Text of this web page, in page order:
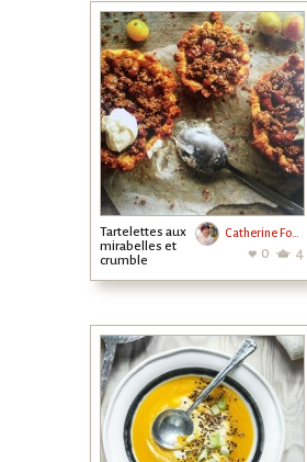
Tartelettes aux
mirabelles et
crumble
Catherine Fontaine
0 4